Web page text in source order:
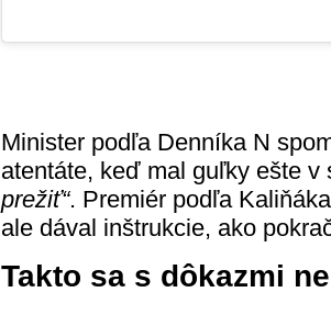
Minister podľa Denníka N
atentáte, keď mal guľky ešte
prežiť“. Premiér podľa
ale dával inštrukcie, ako
Takto sa s dôkazmi